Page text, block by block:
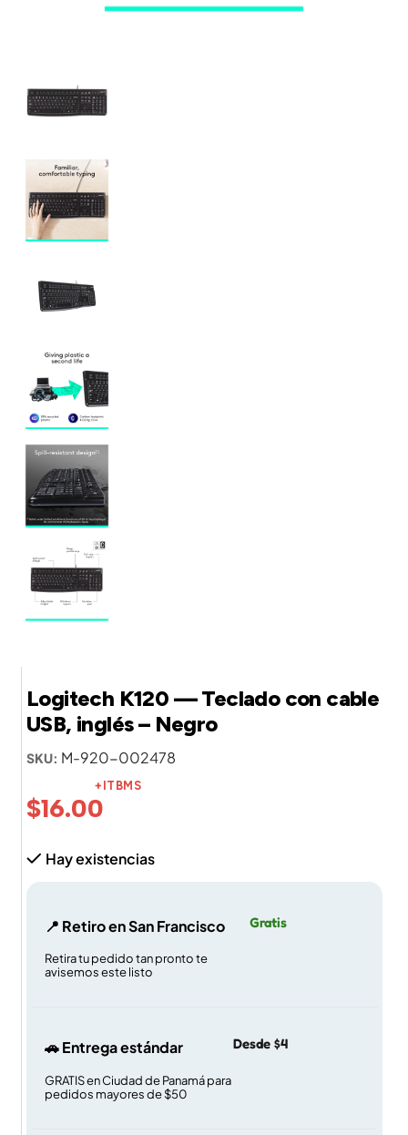
Logitech K120 — Teclado con cable
USB, inglés – Negro
SKU: M-920-002478
$16.00
+ITBMS
Hay existencias
📍 Retiro en San Francisco
Retira tu pedido tan pronto te
avisemos este listo
Gratis
🚗 Entrega estándar
GRATIS en Ciudad de Panamá para
pedidos mayores de $50
Desde $4